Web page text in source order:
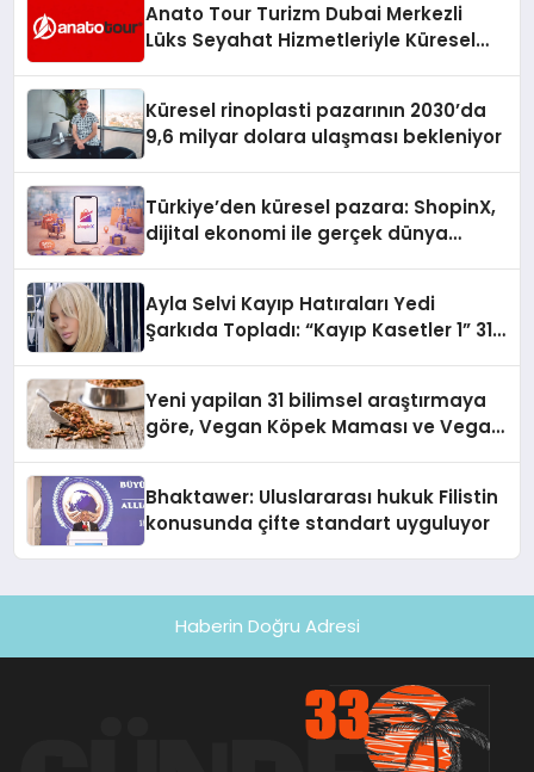
Anato Tour Turizm Dubai Merkezli
Lüks Seyahat Hizmetleriyle Küresel
Küresel rinoplasti pazarının 2030’da
9,6 milyar dolara ulaşması bekleniyor
Türkiye’den küresel pazara: ShopinX,
dijital ekonomi ile gerçek dünya
Ayla Selvi Kayıp Hatıraları Yedi
Şarkıda Topladı: “Kayıp Kasetler 1” 31
Yeni yapilan 31 bilimsel araştırmaya
göre, Vegan Köpek Maması ve Vegan
Bhaktawer: Uluslararası hukuk Filistin
konusunda çifte standart uyguluyor
Haberin Doğru Adresi